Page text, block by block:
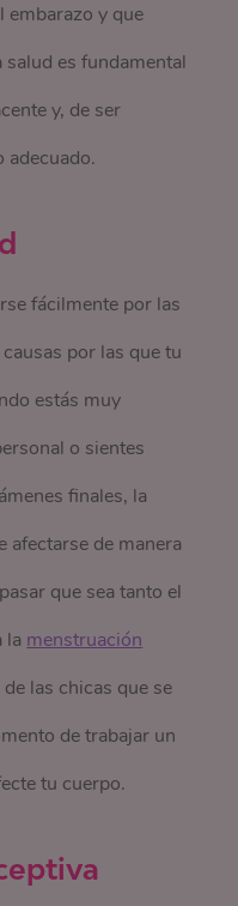
embarazo y que
es fundamental
y, de ser
adecuado.
fácilmente por las
por las que tu
estás muy
o sientes
finales, la
afectarse de manera
que sea tanto el
la menstruación
las chicas que se
de trabajar un
tu cuerpo.